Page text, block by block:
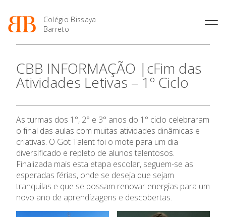
Colégio Bissaya
Barreto
O Colégio
Projeto Educativo
Organização
Colaboradores Não
Docentes
Instalações
Ofertas de emprego
Regulamentos
Jornal “O Coreto”
Privacidade
Oferta Formativa
Enriquecimento Curricular
Oferta Curricular
Sala de Estudo
Atividades de Interrupção
Letiva
Academia de Línguas
Ensino Profissional
Profissionais
Matrículas
Termalismo
Curso de Técnico/a de Apoio
à Família e à Comunidade
Ofertas de Emprego
2027
Calendários
de Educação
SIGE
Secretariado de Exames
CBB INFORMAÇÃO |cFim das
Atividades Letivas – 1º Ciclo
As turmas dos 1°, 2° e 3° anos do 1° ciclo celebraram
o final das aulas com muitas atividades dinâmicas e
criativas. O Got Talent foi o mote para um dia
diversificado e repleto de alunos talentosos.
Finalizada mais esta etapa escolar, seguem-se as
esperadas férias, onde se deseja que sejam
tranquilas e que se possam renovar energias para um
novo ano de aprendizagens e descobertas.